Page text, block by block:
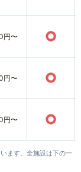
円〜 ○
円〜 ○
円〜 ○
ます。全施設は下の一